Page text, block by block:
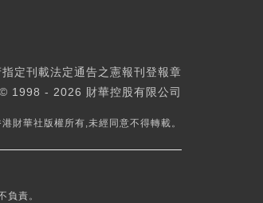
定刊載法定通告之憲報刊登報章
1998 - 2026 財華控股有限公司
港財華社版權所有,未經同意不得轉載。
負責。